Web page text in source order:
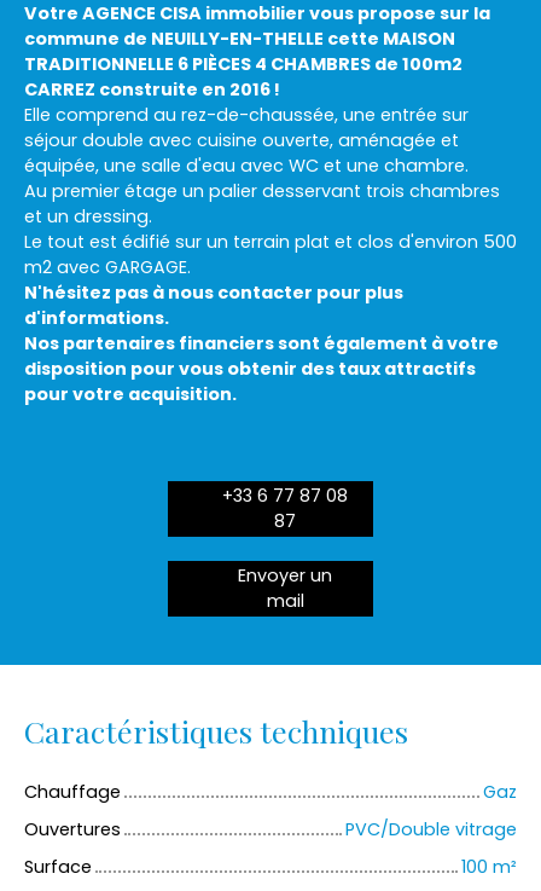
Votre AGENCE CISA immobilier vous propose sur la
commune de NEUILLY-EN-THELLE cette MAISON
TRADITIONNELLE 6 PIÈCES 4 CHAMBRES de 100m2
CARREZ construite en 2016 !
Elle comprend au rez-de-chaussée, une entrée sur
séjour double avec cuisine ouverte, aménagée et
équipée, une salle d'eau avec WC et une chambre.
Au premier étage un palier desservant trois chambres
et un dressing.
Le tout est édifié sur un terrain plat et clos d'environ 500
m2 avec GARGAGE.
N'hésitez pas à nous contacter pour plus
d'informations.
Nos partenaires financiers sont également à votre
disposition pour vous obtenir des taux attractifs
pour votre acquisition.
+33 6 77 87 08
87
Envoyer un
mail
Caractéristiques techniques
Chauffage
Gaz
Ouvertures
PVC/Double vitrage
Surface
100 m²